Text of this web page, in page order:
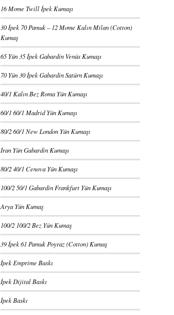
16 Mome Twill İpek Kumaşı
30 İpek 70 Pamuk – 12 Mome Kalın Milan (Cotton)
Kumaş
65 Yün 35 İpek Gabardin Venüs Kumaşı
70 Yün 30 İpek Gabardin Satürn Kumaşı
40/1 Kalın Bez Roma Yün Kumaşı
60/1 60/1 Madrid Yün Kumaşı
80/2 60/1 New London Yün Kumaşı
İran Yün Gabardin Kumaşı
80/2 40/1 Cenova Yün Kumaşı
100/2 50/1 Gabardin Frankfurt Yün Kumaşı
Arya Yün Kumaş
100/2 100/2 Bez Yün Kumaş
39 İpek 61 Pamuk Poyraz (Cotton) Kumaş
İpek Emprime Baskı
İpek Dijital Baskı
İpek Baskı